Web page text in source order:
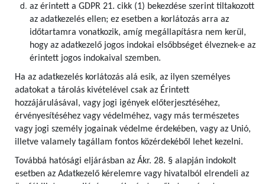
az érintett a GDPR 21. cikk (1) bekezdése szerint tiltakozott
az adatkezelés ellen; ez esetben a korlátozás arra az
időtartamra vonatkozik, amíg megállapításra nem kerül,
hogy az adatkezelő jogos indokai elsőbbséget élveznek-e az
érintett jogos indokaival szemben.
Ha az adatkezelés korlátozás alá esik, az ilyen személyes
adatokat a tárolás kivételével csak az Érintett
hozzájárulásával, vagy jogi igények előterjesztéséhez,
érvényesítéséhez vagy védelméhez, vagy más természetes
vagy jogi személy jogainak védelme érdekében, vagy az Unió,
illetve valamely tagállam fontos közérdekéből lehet kezelni.
Továbbá hatósági eljárásban az Ákr. 28. § alapján indokolt
esetben az Adatkezelő kérelemre vagy hivatalból elrendeli az